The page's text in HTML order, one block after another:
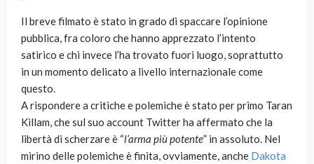
Il breve filmato è stato in grado di spaccare l’opinione
pubblica, fra coloro che hanno apprezzato l’intento
satirico e chi invece l’ha trovato fuori luogo, soprattutto
in un momento delicato a livello internazionale come
questo.
A rispondere a critiche e polemiche è stato per primo Taran
Killam, che sul suo account Twitter ha affermato che la
libertà di scherzare è “l’arma più potente” in assoluto. Nel
mirino delle polemiche è finita, ovviamente, anche Dakota